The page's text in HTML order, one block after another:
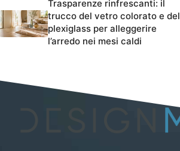
Trasparenze rinfrescanti: il
trucco del vetro colorato e del
plexiglass per alleggerire
l’arredo nei mesi caldi